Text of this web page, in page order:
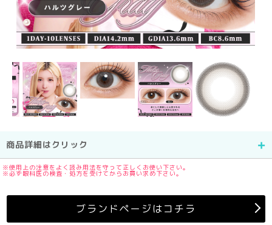
商品詳細はクリック
※使用上の注意をよく読み用法を守って正しくお使い下さい。
※必ず眼科医の検査・処方を受けてからお買い求め下さい。
ブランドページはコチラ